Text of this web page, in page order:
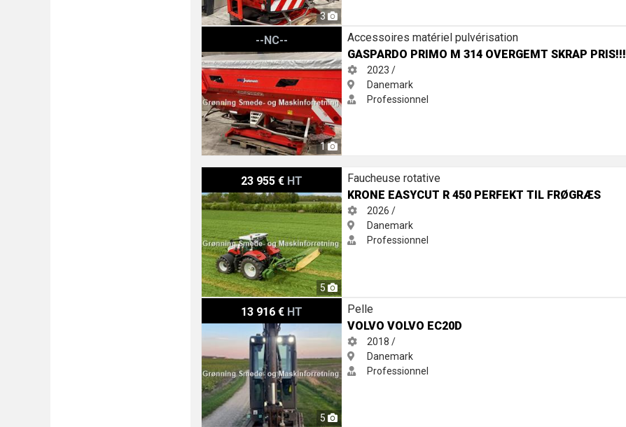
3
--NC--
1
Gaspardo Primo M 314 OVERGEMT SKRAP PRIS!!!Accessoires matériel pulvérisation
GASPARDO PRIMO M 314 OVERGEMT SKRAP PRIS!!!
2023 /
Danemark
Professionnel
23 955 € HT
5
Krone EasyCut R 450 Perfekt til frøgræsFaucheuse rotative
KRONE EASYCUT R 450 PERFEKT TIL FRØGRÆS
2026 /
Danemark
Professionnel
13 916 € HT
5
Volvo Volvo ec20d
Pelle
VOLVO VOLVO EC20D
2018 /
Danemark
Professionnel